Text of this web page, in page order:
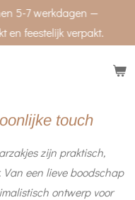
5-7 werkdagen —
en feestelijk verpakt.
touch
zijn praktisch,
een lieve boodschap
ontwerp voor